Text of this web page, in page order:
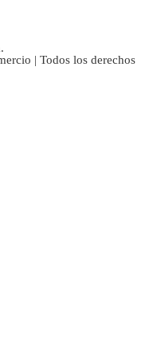
| Todos los derechos